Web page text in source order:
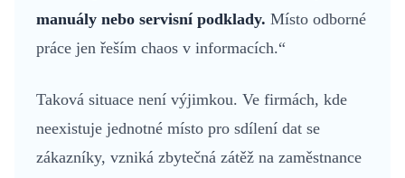
manuály nebo servisní podklady. Místo odborné
práce jen řeším chaos v informacích.“
Taková situace není výjimkou. Ve firmách, kde
neexistuje jednotné místo pro sdílení dat se
zákazníky, vzniká zbytečná zátěž na zaměstnance